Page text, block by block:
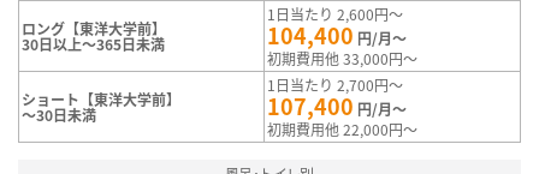
ロング【東洋大学前】
30日以上～365日未満
1日当たり 2,600円～
104,400 円/月～
初期費用他 33,000円～
ショート【東洋大学前】
～30日未満
1日当たり 2,700円～
107,400 円/月～
初期費用他 22,000円～